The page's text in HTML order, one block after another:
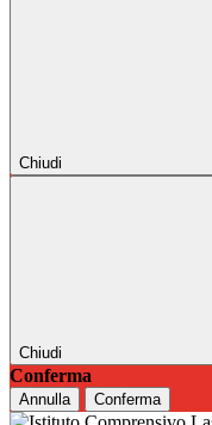
Chiudi
Chiudi
Conferma
Annulla Conferma